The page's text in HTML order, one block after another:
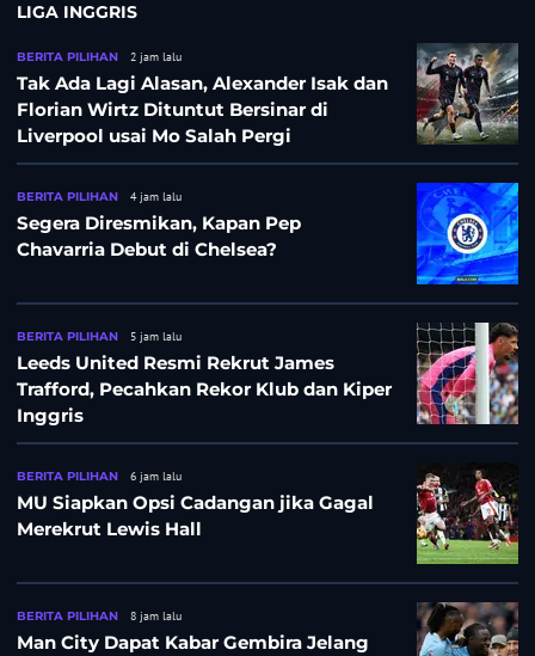
LIGA INGGRIS
BERITA PILIHAN 2 jam lalu
Tak Ada Lagi Alasan, Alexander Isak dan
Florian Wirtz Dituntut Bersinar di
Liverpool usai Mo Salah Pergi
BERITA PILIHAN 4 jam lalu
Segera Diresmikan, Kapan Pep
Chavarria Debut di Chelsea?
BERITA PILIHAN 5 jam lalu
Leeds United Resmi Rekrut James
Trafford, Pecahkan Rekor Klub dan Kiper
Inggris
BERITA PILIHAN 6 jam lalu
MU Siapkan Opsi Cadangan jika Gagal
Merekrut Lewis Hall
BERITA PILIHAN 8 jam lalu
Man City Dapat Kabar Gembira Jelang